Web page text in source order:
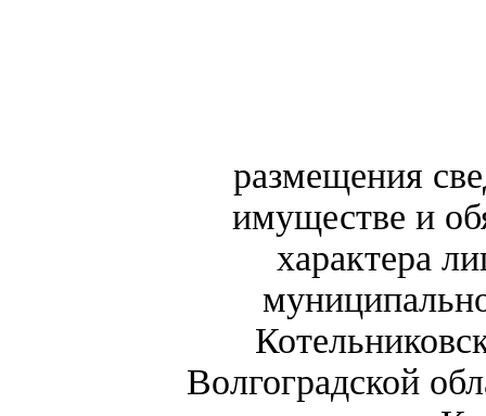
размещения
имуществе и
характера
Волгоградской